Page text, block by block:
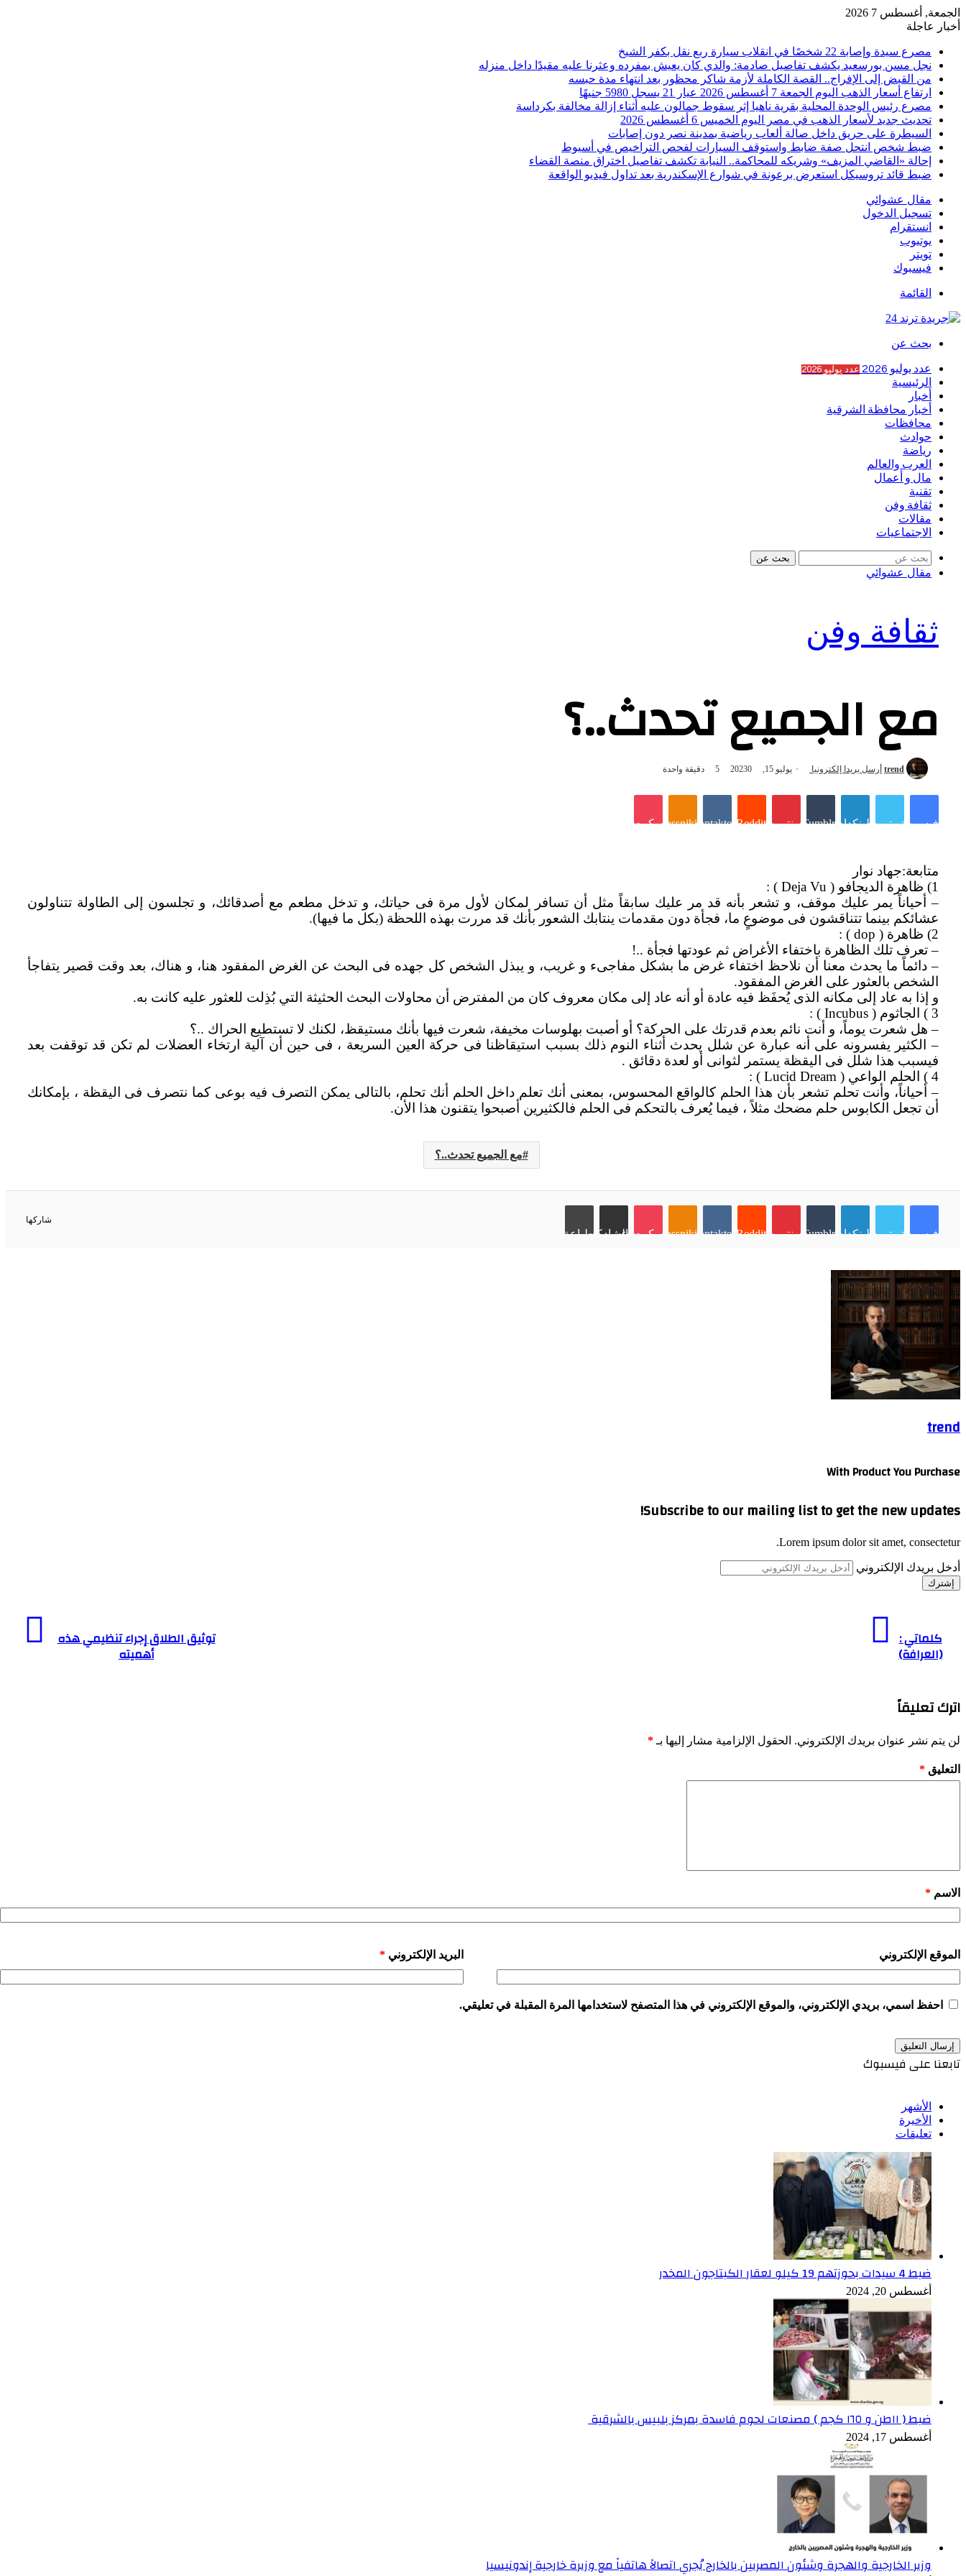
الجمعة, أغسطس 7 2026
أخبار عاجلة
مصرع سيدة وإصابة 22 شخصًا في انقلاب سيارة ربع نقل بكفر الشيخ
نجل مسن بورسعيد يكشف تفاصيل صادمة: والدي كان يعيش بمفرده وعثرنا عليه مقيدًا داخل منزله
من القبض إلى الإفراج.. القصة الكاملة لأزمة شاكر محظور بعد انتهاء مدة حبسه
ارتفاع أسعار الذهب اليوم الجمعة 7 أغسطس 2026 عيار 21 يسجل 5980 جنيهًا
مصرع رئيس الوحدة المحلية بقرية ناهيا إثر سقوط جمالون عليه أثناء إزالة مخالفة بكرداسة
تحديث جديد لأسعار الذهب في مصر اليوم الخميس 6 أغسطس 2026
السيطرة على حريق داخل صالة ألعاب رياضية بمدينة نصر دون إصابات
ضبط شخص انتحل صفة ضابط واستوقف السيارات لفحص التراخيص في أسيوط
إحالة «القاضي المزيف» وشريكه للمحاكمة.. النيابة تكشف تفاصيل اختراق منصة القضاء
ضبط قائد تروسيكل استعرض برعونة في شوارع الإسكندرية بعد تداول فيديو الواقعة
مقال عشوائي
تسجيل الدخول
انستقرام
يوتيوب
تويتر
فيسبوك
القائمة
بحث عن
عدد يوليو 2026 عدد يوليو 2026
الرئيسية
أخبار
أخبار محافظة الشرقية
محافظات
حوادث
رياضة
العرب والعالم
مال و أعمال
تقنية
ثقافة وفن
مقالات
الاجتماعيات
بحث عن
مقال عشوائي
ثقافة وفن
مع الجميع تحدث..؟
trend أرسل بريدا إلكترونيا يوليو 15, 2023 0 دقيقة واحدة
فيسبوكتويتر لينكدإن Tumblr بينتيريستReddit
VKontakte
Odnoklassniki
بوكيت
متابعة:جهاد نوار
1) ظاهرة الديجافو ( Deja Vu ) :
– أحياناً يمر عليك موقف، و تشعر بأنه قد مر عليك سابقاً مثل أن تسافر لمكان لأول مرة فى حياتك، و تدخل مطعم مع أصدقائك، و تجلسون إلى الطاولة تتناولون
عشائكم بينما تتناقشون فى موضوعٍ ما، فجأة دون مقدمات ينتابك الشعور بأنك قد مررت بهذه اللحظة (بكل ما فيها).
2) ظاهرة ( dop ) :
– تعرف تلك الظاهرة باختفاء الأغراض ثم عودتها فجأة ..!
– دائماً ما يحدث معنا أن نلاحظ اختفاء غرض ما بشكل مفاجىء و غريب، و يبذل الشخص كل جهده فى البحث عن الغرض المفقود هنا، و هناك، بعد وقت قصير يتفاجأ
الشخص بالعثور على الغرض المفقود.
و إذا به عاد إلى مكانه الذى يُحفَظ فيه عادة أو أنه عاد إلى مكان معروف كان من المفترض أن محاولات البحث الحثيثة التي بُذِلت للعثور عليه كانت به.
3 ) الجاثوم ( Incubus ) :
– هل شعرت يوماً، و أنت نائم بعدم قدرتك على الحركة؟ أو أصبت بهلوسات مخيفة، شعرت فيها بأنك مستيقظ، لكنك لا تستطيع الحراك ..؟
– الكثير يفسرونه على أنه عبارة عن شلل يحدث أثناء النوم ذلك بسبب استيقاظنا فى حركة العين السريعة ، فى حين أن آلية ارتخاء العضلات لم تكن قد توقفت بعد
فيسبب هذا شلل فى اليقظة يستمر لثوانى أو لعدة دقائق .
4 ) الحلم الواعي ( Lucid Dream ) :
– أحياناً، وأنت تحلم تشعر بأن هذا الحلم كالواقع المحسوس، بمعنى أنك تعلم داخل الحلم أنك تحلم، بالتالى يمكن التصرف فيه بوعى كما نتصرف فى اليقظة ، بإمكانك
أن تجعل الكابوس حلم مضحك مثلاً ، فيما يُعرف بالتحكم فى الحلم فالكثيرين أصبحوا يتقنون هذا الأن.
مع الجميع تحدث..؟
شاركها
فيسبوكتويتر لينكدإن Tumblr بينتيريستReddit
VKontakte
Odnoklassniki
بوكيت مشاركة عبر البريد طباعة
trend
With Product You Purchase
Subscribe to our mailing list to get the new updates!
Lorem ipsum dolor sit amet, consectetur.
أدخل بريدك الإلكتروني
توثيق الطلاق إجراء تنظيمي هذه
أهميته
كلماتي :
(العرافة)
اترك تعليقاً
لن يتم نشر عنوان بريدك الإلكتروني. الحقول الإلزامية مشار إليها بـ *
التعليق *
الاسم *
البريد الإلكتروني * الموقع الإلكتروني
احفظ اسمي، بريدي الإلكتروني، والموقع الإلكتروني في هذا المتصفح لاستخدامها المرة المقبلة في تعليقي.
تابعنا على فيسبوك
الأشهر
الأخيرة
تعليقات
ضبط 4 سيدات بحوزتهم 19 كيلو لعقار الكبتاجون المخدر
أغسطس 20, 2024
ضبط ( ١١طن و ١٦٥ كجم ) مصنعات لحوم فاسدة بمركز بلبيس بالشرقية
أغسطس 17, 2024
وزير الخارجية والهجرة وشئون المصريين بالخارج يُجري اتصالاً هاتفياً مع وزيرة خارجية إندونيسيا